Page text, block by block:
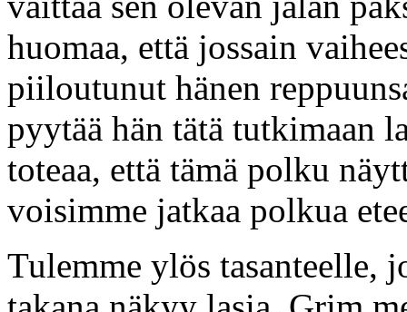
huomaa, että jossain
piiloutunut hänen
pyytää hän tätä tutkimaan
toteaa, että tämä polku
voisimme jatkaa polkua
Tulemme ylös tasanteelle,